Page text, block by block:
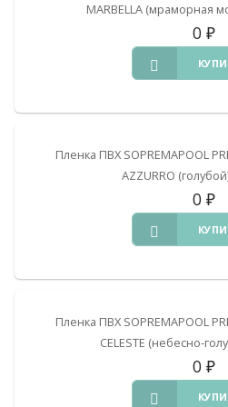
MARBELLA (мраморная
0 ₽
Пленка ПВХ SOPREMAPOOL
AZZURRO
0 ₽
Пленка ПВХ SOPREMAPOOL
CELESTE (небесно-
0 ₽